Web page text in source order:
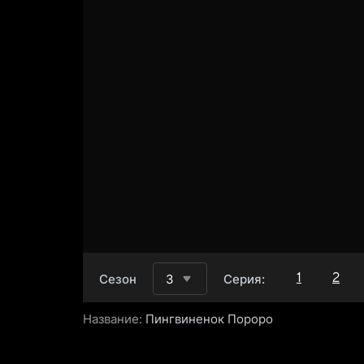
Сезон 3 Серия: 1 2
Название: Пингвиненок Пороро